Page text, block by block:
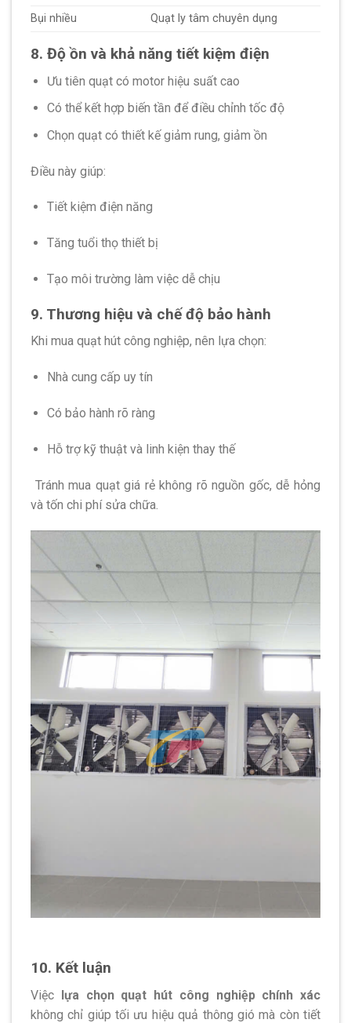
Bụi nhiều
Quạt ly tâm chuyên dụng
8. Độ ồn và khả năng tiết kiệm điện
Ưu tiên quạt có motor hiệu suất cao
Có thể kết hợp biến tần để điều chỉnh tốc độ
Chọn quạt có thiết kế giảm rung, giảm ồn
Điều này giúp:
Tiết kiệm điện năng
Tăng tuổi thọ thiết bị
Tạo môi trường làm việc dễ chịu
9. Thương hiệu và chế độ bảo hành
Khi mua quạt hút công nghiệp, nên lựa chọn:
Nhà cung cấp uy tín
Có bảo hành rõ ràng
Hỗ trợ kỹ thuật và linh kiện thay thế
Tránh mua quạt giá rẻ không rõ nguồn gốc, dễ hỏng
và tốn chi phí sửa chữa.
10. Kết luận
Việc lựa chọn quạt hút công nghiệp chính xác
không chỉ giúp tối ưu hiệu quả thông gió mà còn tiết